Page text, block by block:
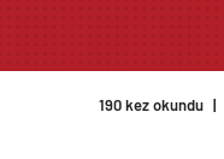
190 kez okundu |